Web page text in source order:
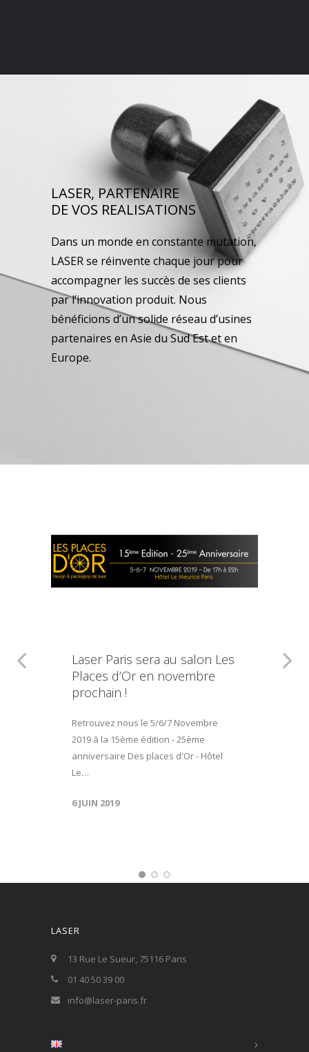
LASER, PARTENAIRE
DE VOS REALISATIONS
Dans un monde en constante mutation,
LASER se réinvente chaque jour pour
accompagner les succès de ses clients
par l’innovation produit. Nous
bénéficions d’un solide réseau d’usines
partenaires en Asie du Sud Est et en
Europe.
Laser Paris sera au salon Les
Places d’Or en novembre
prochain !
Retrouvez nous le 5/6/7 Novembre
2019 à la 15ème édition - 25ème
anniversaire Des places d'Or - Hôtel
Le…
6 JUIN 2019
LASER
13 Rue Le Sueur, 75116 Paris
01 40 50 39 00
info@laser-paris.fr